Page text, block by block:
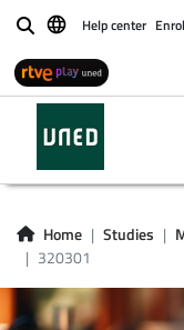
BuscarHelp center
Home Studies
320301